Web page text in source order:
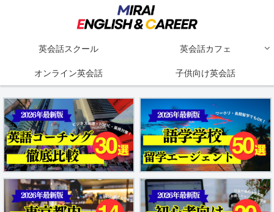
英会話スクール 英会話カフェ
オンライン英会話 子供向け英会話